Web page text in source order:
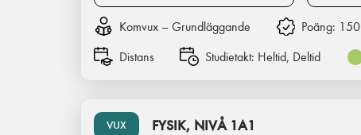
Komvux – Grundläggande Poäng: 150
Distans
Studietakt: Heltid, Deltid
VUX FYSIK, NIVÅ 1A1